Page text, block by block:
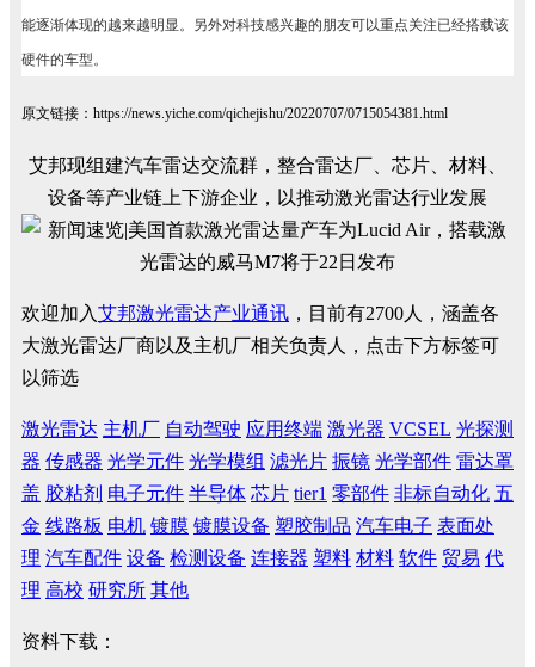
能逐渐体现的越来越明显。另外对科技感兴趣的朋友可以重点关注已经搭载该
硬件的车型。
原文链接：https://news.yiche.com/qichejishu/20220707/0715054381.html
艾邦现组建汽车雷达交流群，整合雷达厂、芯片、材料、
设备等产业链上下游企业，以推动激光雷达行业发展
欢迎加入艾邦激光雷达产业通讯 ，目前有2700人，涵盖各
大激光雷达厂商以及主机厂相关负责人，点击下方标签可
以筛选
激光雷达 主机厂 自动驾驶 应用终端 激光器 VCSEL 光探测
器 传感器 光学元件 光学模组 滤光片 振镜 光学部件 雷达罩
盖 胶粘剂 电子元件 半导体 芯片 tier1 零部件 非标自动化 五
金 线路板 电机 镀膜 镀膜设备 塑胶制品 汽车电子 表面处
理 汽车配件 设备 检测设备 连接器 塑料 材料 软件 贸易 代
理 高校 研究所 其他
资料下载：